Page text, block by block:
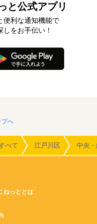
と公式アプリ
便利な通知機能で
をお手伝い！
プへ
べて 江戸川区 中央
ねっととは